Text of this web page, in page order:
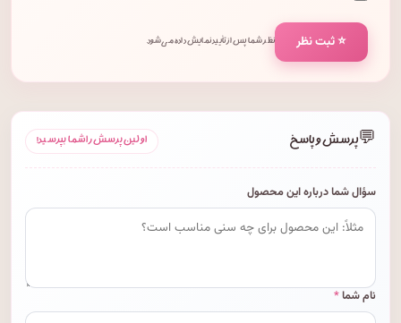
⭐ ثبت نظر نظر شما پس از تأیید نمایش داده می‌شود.
💬پرسش و پاسخ اولین پرسش را شما بپرسید!
سؤال شما درباره این محصول
نام شما*